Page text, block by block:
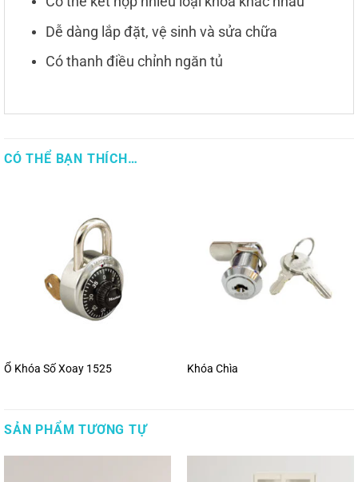
Dễ dàng lắp đặt, vệ sinh và sửa chữa
Có thanh điều chỉnh ngăn tủ
CÓ THỂ BẠN THÍCH…
Ổ Khóa Số Xoay 1525 Khóa Chìa
SẢN PHẨM TƯƠNG TỰ